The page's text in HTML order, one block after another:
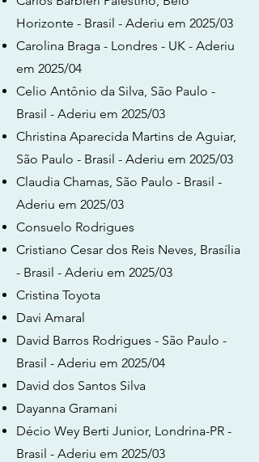
Horizonte - Brasil - Aderiu em 2025/03
Carolina Braga - Londres - UK - Aderiu
em 2025/04
Celio Antônio da Silva, São Paulo -
Brasil - Aderiu em 2025/03
Christina Aparecida Martins de Aguiar,
São Paulo - Brasil - Aderiu em 2025/03
Claudia Chamas, São Paulo - Brasil -
Aderiu em 2025/03
Consuelo Rodrigues
Cristiano Cesar dos Reis Neves, Brasília
- Brasil - Aderiu em 2025/03
Cristina Toyota
Davi Amaral
David Barros Rodrigues - São Paulo -
Brasil - Aderiu em 2025/04
David dos Santos Silva
Dayanna Gramani
Décio Wey Berti Junior, Londrina-PR -
Brasil - Aderiu em 2025/03